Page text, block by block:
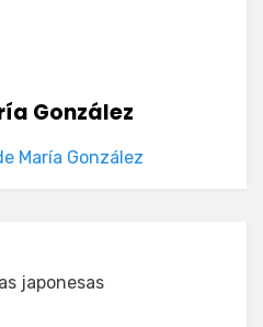
González
María González
japonesas